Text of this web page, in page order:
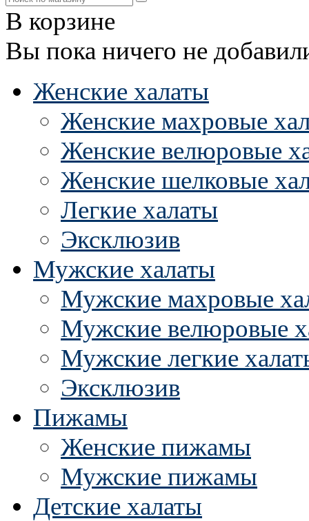
В корзине
Вы пока ничего не
Женские халаты
Женские махровые
Женские велюровые
Женские шелковые
Легкие халаты
Эксклюзив
Мужские халаты
Мужские махровые
Мужские велюровые
Мужские легкие
Эксклюзив
Пижамы
Женские пижамы
Мужские пижамы
Детские халаты